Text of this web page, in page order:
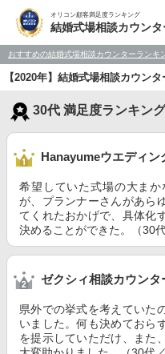
オリコン顧客満足度ランキング
結婚式場相談カウンタ
おすすめの結婚式場相談カウンターランキ
【2020年】結婚式場相談カウン
30代 満足度ランキング
Hanayumeウエディン
希望していた式場の大ま
が、プランナーさんがあら
てくれたおかげで、具体化
決めることができた。（30代
ゼクシィ相談カウンタ
県外での挙式を考えていた
いました。何も決めておら
を提示していただけ、また